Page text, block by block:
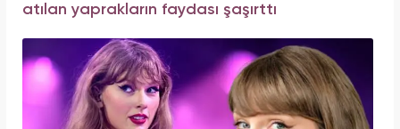
atılan yaprakların faydası şaşırttı